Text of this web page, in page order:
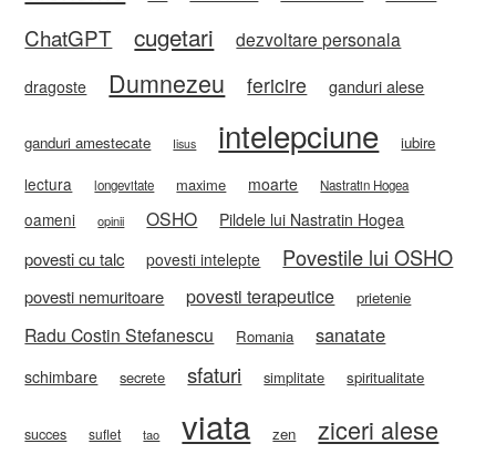
ChatGPT cugetari dezvoltare personala
dragoste Dumnezeu fericire ganduri alese
ganduri amestecate Iisus intelepciune iubire
lectura longevitate maxime moarte Nastratin Hogea
oameni opinii OSHO Pildele lui Nastratin Hogea
povesti cu talc povesti intelepte Povestile lui OSHO
povesti nemuritoare povesti terapeutice prietenie
Radu Costin Stefanescu Romania sanatate
schimbare secrete sfaturi simplitate spiritualitate
succes suflet tao viata zen ziceri alese